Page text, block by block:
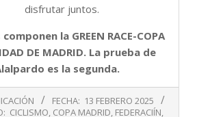
disfrutar juntos.
la GREEN RACE-COPA
DE MADRID. La prueba de
es la segunda.
FECHA: 13 FEBRERO 2025
CICLISMO, COPA MADRID, FEDERACIÍN,